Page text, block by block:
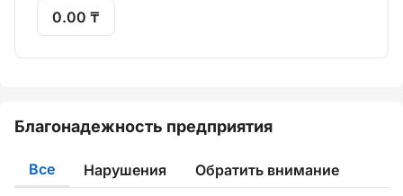
0.00 ₸
Благонадежность предприятия
Все Нарушения Обратить внимание